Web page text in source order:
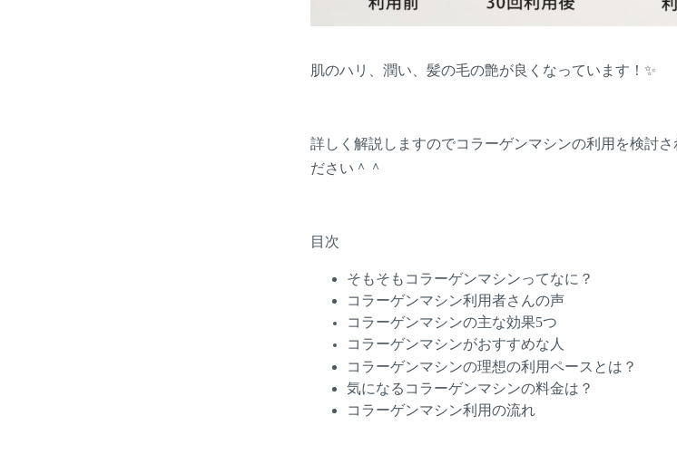
肌のハリ、潤い、髪の毛の艶が良くなっています！✨
詳しく解説しますのでコラーゲンマシンの利用を検討
ださい＾＾
目次
そもそもコラーゲンマシンってなに？
コラーゲンマシン利用者さんの声
コラーゲンマシンの主な効果5つ
コラーゲンマシンがおすすめな人
コラーゲンマシンの理想の利用ペースとは？
気になるコラーゲンマシンの料金は？
コラーゲンマシン利用の流れ